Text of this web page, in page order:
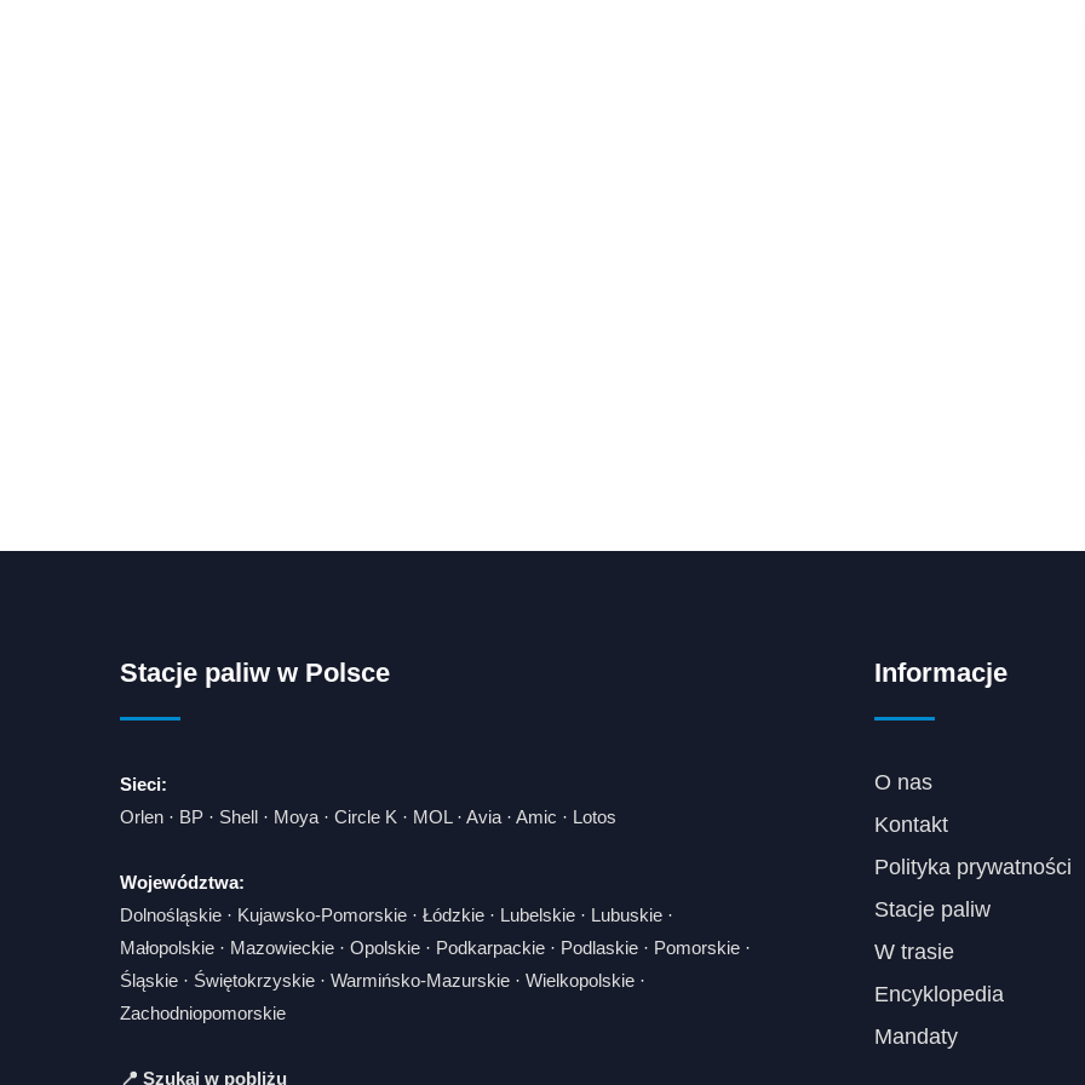
Stacje paliw w Polsce
Sieci:
Orlen · BP · Shell · Moya · Circle K · MOL· Avia · Amic · Lotos
Województwa:
Dolnośląskie · Kujawsko-Pomorskie · Łódzkie · Lubelskie · Lubuskie ·
Małopolskie · Mazowieckie · Opolskie · Podkarpackie · Podlaskie · Pomorskie ·
Śląskie · Świętokrzyskie · Warmińsko-Mazurskie · Wielkopolskie ·
Zachodniopomorskie
📍 Szukaj w pobliżu
Informacje
O nas
Kontakt
Polityka prywatności
Stacje paliw
W trasie
Encyklopedia
Mandaty